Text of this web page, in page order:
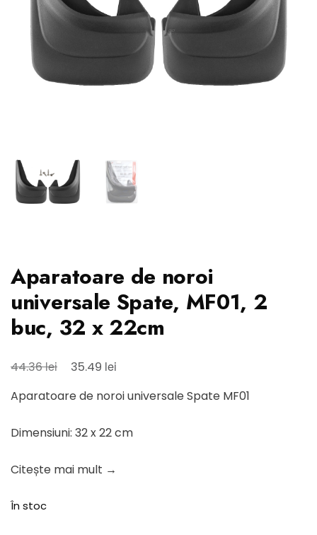
Aparatoare de noroi
universale Spate, MF01, 2
buc, 32 x 22cm
44.36lei
Prețul
a
fost:
35.49 lei
este:
Aparatoare de noroi universale Spate MF01
Dimensiuni: 32 x 22 cm
Citește mai mult →
În stoc